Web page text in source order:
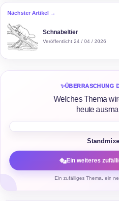
Nächster Artikel →
Schnabeltier
Veröffentlicht 24 / 04 / 2026
✨ÜBERRASCHUNG
Welches Thema
heute
Ein weiteres
Ein zufälliges Thema, ein